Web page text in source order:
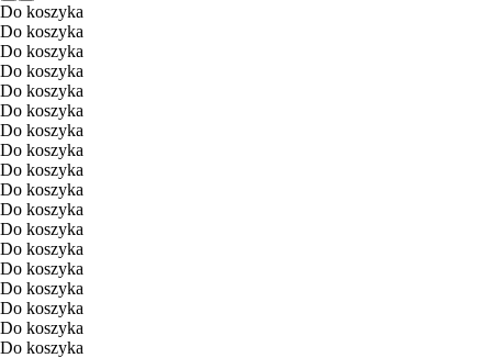
Do koszyka
Do koszyka
Do koszyka
Do koszyka
Do koszyka
Do koszyka
Do koszyka
Do koszyka
Do koszyka
Do koszyka
Do koszyka
Do koszyka
Do koszyka
Do koszyka
Do koszyka
Do koszyka
Do koszyka
Do koszyka